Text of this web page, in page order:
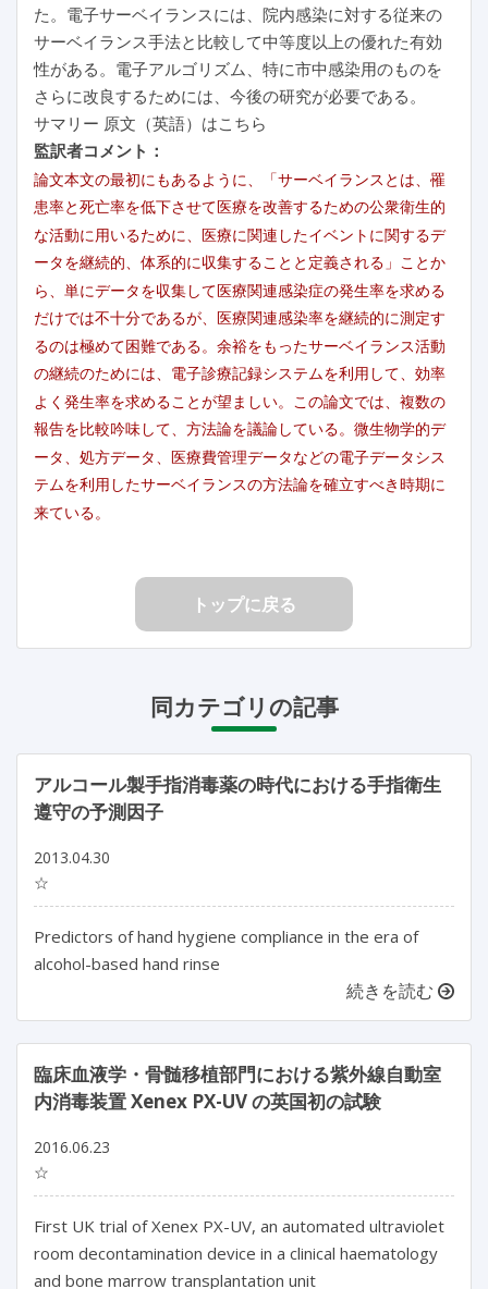
た。電子サーベイランスには、院内感染に対する従来の
サーベイランス手法と比較して中等度以上の優れた有効
性がある。電子アルゴリズム、特に市中感染用のものを
さらに改良するためには、今後の研究が必要である。
サマリー 原文（英語）はこちら
監訳者コメント：
論文本文の最初にもあるように、「サーベイランスとは、罹
患率と死亡率を低下させて医療を改善するための公衆衛生的
な活動に用いるために、医療に関連したイベントに関するデ
ータを継続的、体系的に収集することと定義される」ことか
ら、単にデータを収集して医療関連感染症の発生率を求める
だけでは不十分であるが、医療関連感染率を継続的に測定す
るのは極めて困難である。余裕をもったサーベイランス活動
の継続のためには、電子診療記録システムを利用して、効率
よく発生率を求めることが望ましい。この論文では、複数の
報告を比較吟味して、方法論を議論している。微生物学的デ
ータ、処方データ、医療費管理データなどの電子データシス
テムを利用したサーベイランスの方法論を確立すべき時期に
来ている。
トップに戻る
同カテゴリの記事
アルコール製手指消毒薬の時代における手指衛生
遵守の予測因子
2013.04.30
☆
Predictors of hand hygiene compliance in the era of
alcohol-based hand rinse
続きを読む
臨床血液学・骨髄移植部門における紫外線自動室
内消毒装置 Xenex PX-UV の英国初の試験
2016.06.23
☆
First UK trial of Xenex PX-UV, an automated ultraviolet
room decontamination device in a clinical haematology
and bone marrow transplantation unit